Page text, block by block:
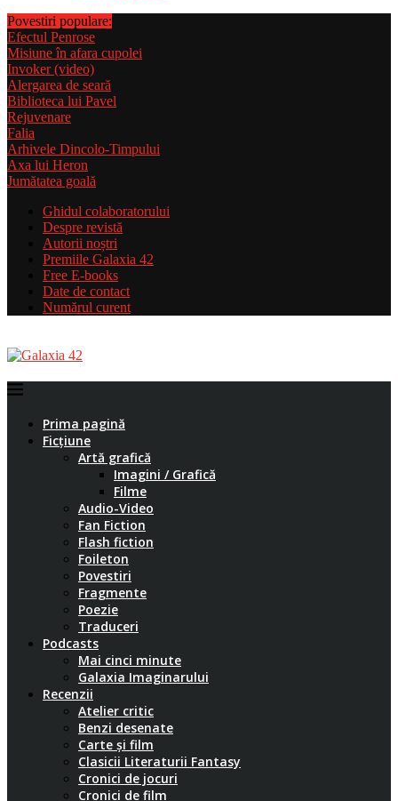
Povestiri populare:
Efectul Penrose
Misiune în afara cupolei
Invoker (video)
Alergarea de seară
Biblioteca lui Pavel
Rejuvenare
Falia
Arhivele Dincolo-Timpului
Axa lui Heron
Jumătatea goală
Ghidul colaboratorului
Despre revistă
Autorii noștri
Premiile Galaxia 42
Free E-books
Date de contact
Numărul curent
Prima pagină
Ficțiune
Artă grafică
Imagini / Grafică
Filme
Audio-Video
Fan Fiction
Flash fiction
Foileton
Povestiri
Fragmente
Poezie
Traduceri
Podcasts
Mai cinci minute
Galaxia Imaginarului
Recenzii
Atelier critic
Benzi desenate
Carte și film
Clasicii Literaturii Fantasy
Cronici de jocuri
Cronici de film